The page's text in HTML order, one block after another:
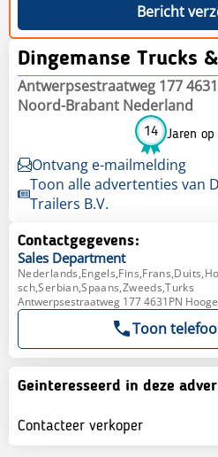
Bericht
Dingemanse Trucks
Antwerpsestraatweg 177
Noord-Brabant Nederland
14 Jaren op
Ontvang e-mailmelding
Toon alle advertenties van
Trailers B.V.
Contactgegevens:
Sales Department
sch,Serbian,Spaans,Zweeds,Turks
Antwerpsestraatweg 177 4631PN
Toon
Geinteresseerd in deze
Contacteer verkoper